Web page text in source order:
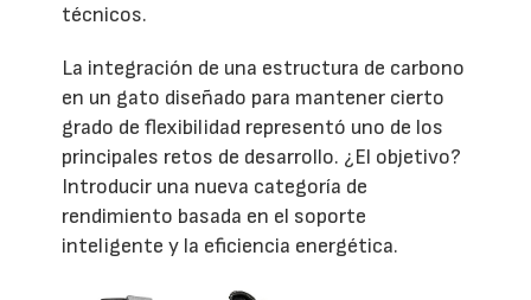
técnicos.
La integración de una estructura de carbono
en un gato diseñado para mantener cierto
grado de flexibilidad representó uno de los
principales retos de desarrollo. ¿El objetivo?
Introducir una nueva categoría de
rendimiento basada en el soporte
inteligente y la eficiencia energética.